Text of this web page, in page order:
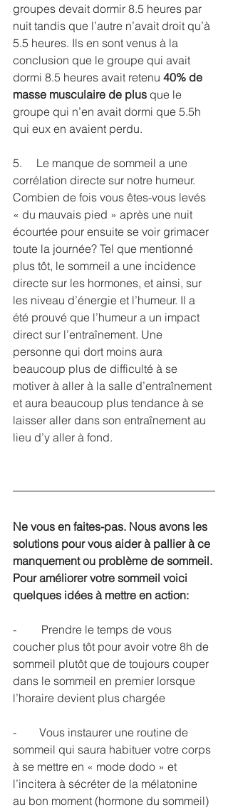
groupes devait dormir 8.5 heures par
nuit tandis que l’autre n’avait droit qu’à
5.5 heures. Ils en sont venus à la
conclusion que le groupe qui avait
dormi 8.5 heures avait retenu 40% de
masse musculaire de plus que le
groupe qui n’en avait dormi que 5.5h
qui eux en avaient perdu.
5.     Le manque de sommeil a une
corrélation directe sur notre humeur.
Combien de fois vous êtes-vous levés
« du mauvais pied » après une nuit
écourtée pour ensuite se voir grimacer
toute la journée? Tel que mentionné
plus tôt, le sommeil a une incidence
directe sur les hormones, et ainsi, sur
les niveau d’énergie et l’humeur. Il a
été prouvé que l’humeur a un impact
direct sur l’entraînement. Une
personne qui dort moins aura
beaucoup plus de difficulté à se
motiver à aller à la salle d’entraînement
et aura beaucoup plus tendance à se
laisser aller dans son entraînement au
lieu d’y aller à fond.
Ne vous en faites-pas. Nous avons les
solutions pour vous aider à pallier à ce
manquement ou problème de sommeil.
Pour améliorer votre sommeil voici
quelques idées à mettre en action:
-	Prendre le temps de vous
coucher plus tôt pour avoir votre 8h de
sommeil plutôt que de toujours couper
dans le sommeil en premier lorsque
l’horaire devient plus chargée
-        Vous instaurer une routine de
sommeil qui saura habituer votre corps
à se mettre en « mode dodo » et
l’incitera à sécréter de la mélatonine
au bon moment (hormone du sommeil)